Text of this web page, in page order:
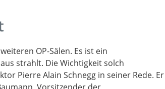
OP-Sälen. Es ist ein
strahlt. Die Wichtigkeit solch
Pierre Alain Schnegg in seiner Rede. Er